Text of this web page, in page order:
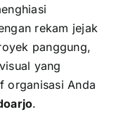
rekam jejak
panggung,
yang
organisasi Anda
.